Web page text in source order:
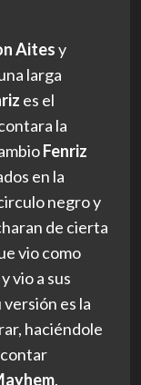
Aitesy
larga
es el
la
Fenriz
en la
negro y
de cierta
vio como
vio a sus
es la
haciéndole
.